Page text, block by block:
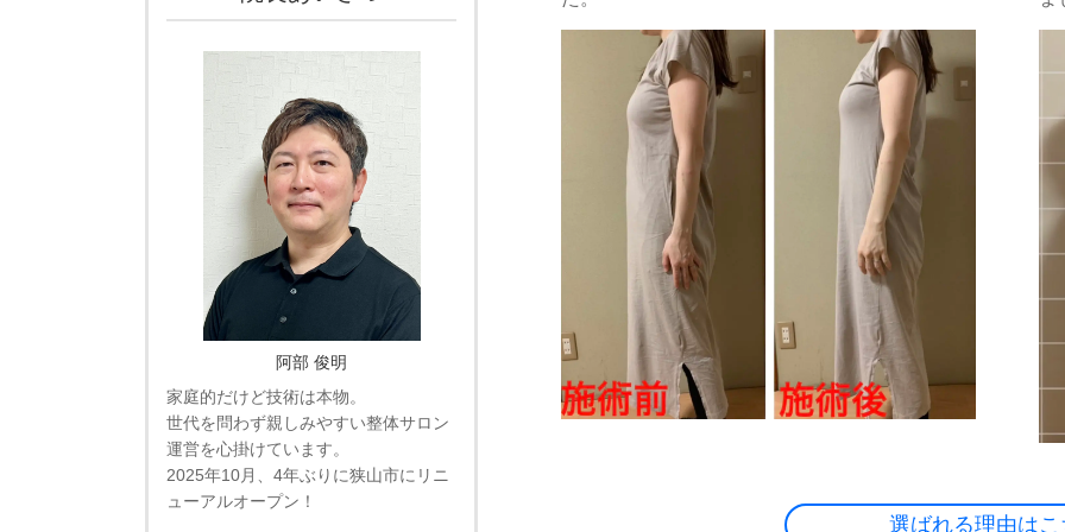
選ばれる理由は
阿部 俊明
家庭的だけど技術は本物。
世代を問わず親しみやすい整体サロン
運営を心掛けています。
2025年10月、4年ぶりに狭山市にリニ
ューアルオープン！